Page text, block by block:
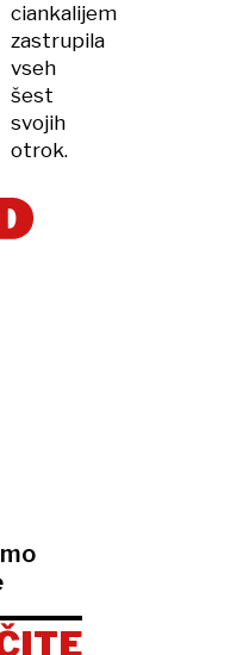
ciankalijem
zastrupila
vseh
šest
svojih
otrok.